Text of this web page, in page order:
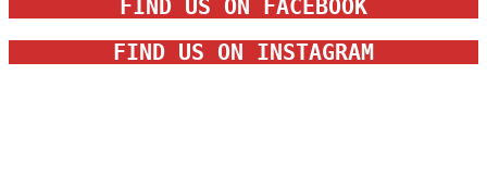
FIND US ON FACEBOOK
FIND US ON INSTAGRAM